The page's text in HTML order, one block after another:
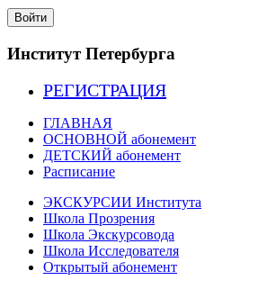
Войти
Институт Петербурга
РЕГИСТРАЦИЯ
ГЛАВНАЯ
ОСНОВНОЙ абонемент
ДЕТСКИЙ абонемент
Расписание
ЭКСКУРСИИ Института
Школа Прозрения
Школа Экскурсовода
Школа Исследователя
Открытый абонемент